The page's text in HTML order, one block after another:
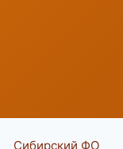
Сибирский ФО